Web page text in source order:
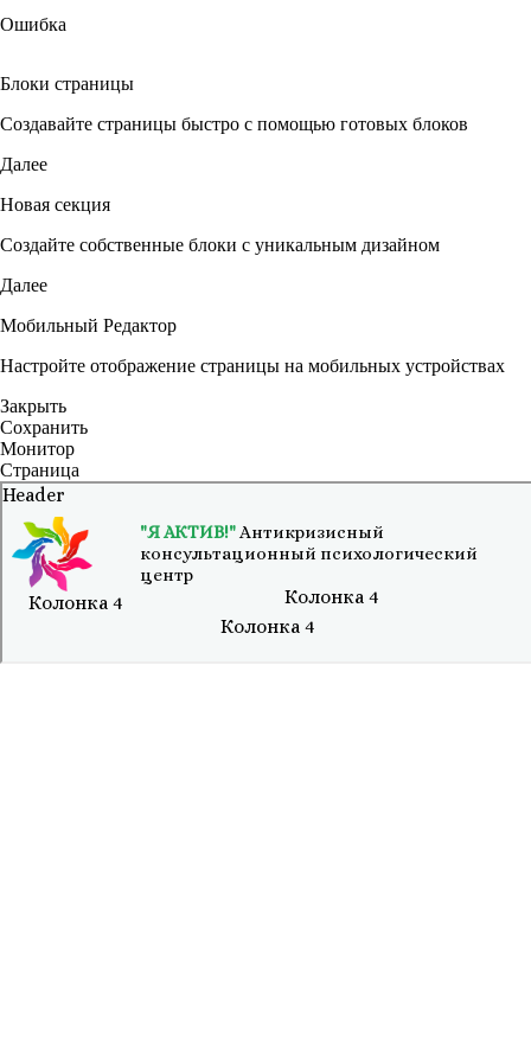
Ошибка
Блоки страницы
Создавайте страницы быстро с помощью готовых блоков
Далее
Новая секция
Создайте собственные блоки с уникальным дизайном
Далее
Мобильный Редактор
Настройте отображение страницы на мобильных устройствах
Закрыть
Сохранить
Монитор
Страница